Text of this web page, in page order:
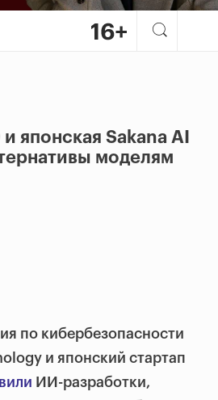
японская Sakana AI
моделям
по кибербезопасности
и японский стартап
ИИ-разработки,